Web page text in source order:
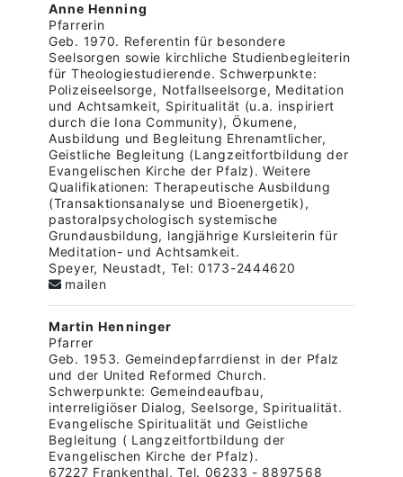
Anne Henning
Pfarrerin
Geb. 1970. Referentin für besondere
Seelsorgen sowie kirchliche Studienbegleiterin
für Theologiestudierende. Schwerpunkte:
Polizeiseelsorge, Notfallseelsorge, Meditation
und Achtsamkeit, Spiritualität (u.a. inspiriert
durch die Iona Community), Ökumene,
Ausbildung und Begleitung Ehrenamtlicher,
Geistliche Begleitung (Langzeitfortbildung der
Evangelischen Kirche der Pfalz). Weitere
Qualifikationen: Therapeutische Ausbildung
(Transaktionsanalyse und Bioenergetik),
pastoralpsychologisch systemische
Grundausbildung, langjährige Kursleiterin für
Meditation- und Achtsamkeit.
Speyer, Neustadt, Tel: 0173-2444620
mailen
Martin Henninger
Pfarrer
Geb. 1953. Gemeindepfarrdienst in der Pfalz
und der United Reformed Church.
Schwerpunkte: Gemeindeaufbau,
interreligiöser Dialog, Seelsorge, Spiritualität.
Evangelische Spiritualität und Geistliche
Begleitung ( Langzeitfortbildung der
Evangelischen Kirche der Pfalz).
67227 Frankenthal, Tel. 06233 - 8897568